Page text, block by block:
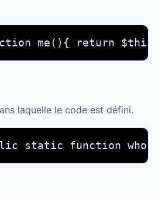
me(){ return
laquelle le code est défini.
static function